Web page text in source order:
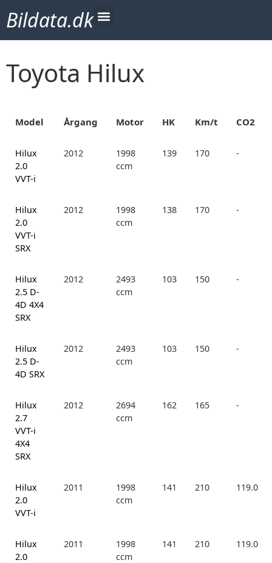
Bildata.dk
Toyota Hilux
Model Årgang Motor HK Km/t CO2
Hilux
2.0
VVT-i
2012
1998
ccm
139 170 -
Hilux
2.0
VVT-i
SRX
2012
1998
ccm
138 170 -
Hilux
2.5 D-
4D 4X4
SRX
2012
2493
ccm
103 150 -
Hilux
2.5 D-
4D SRX
2012
2493
ccm
103 150 -
Hilux
2.7
VVT-i
4X4
SRX
2012
2694
ccm
162 165 -
Hilux
2.0
VVT-i
2011
1998
ccm
141 210 119.0
Hilux
2.0
2011
1998
ccm
141 210 119.0